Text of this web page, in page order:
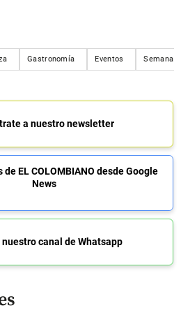
Gastronomía Eventos Semana
a nuestro newsletter
EL COLOMBIANO desde Google
News
nuestro canal de Whatsapp